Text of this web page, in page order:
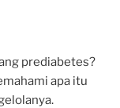
prediabetes?
apa itu